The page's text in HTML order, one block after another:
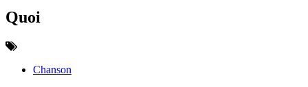
Quoi
Chanson